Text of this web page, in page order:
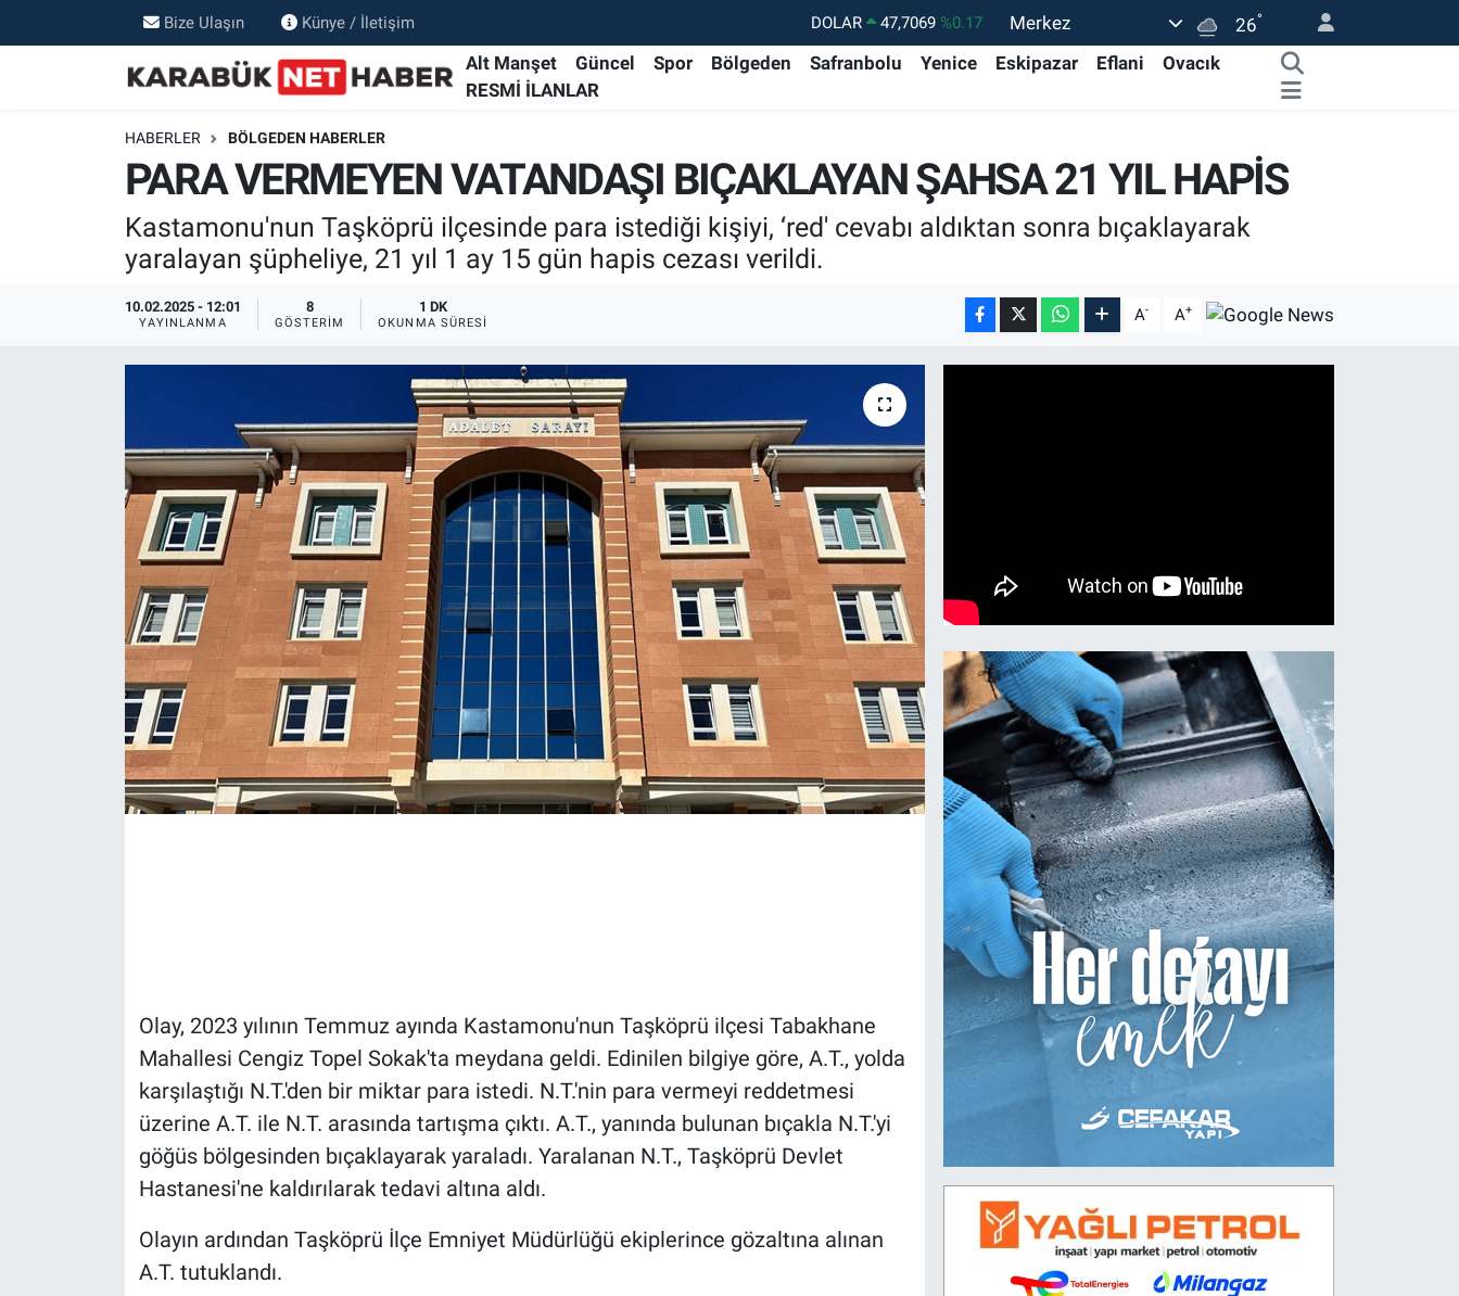
Bize Ulaşın Künye / İletişim DOLAR 47,7069 %0.17
EURO
55,0265 %0.01
BİST100
13.887 %64
BITCOIN
64.360,53 %-0.76
Merkez 26°
Alt Manşet Güncel Spor Bölgeden Safranbolu Yenice Eskipazar Eflani
Ovacık
RESMİ İLANLAR
HABERLER BÖLGEDEN HABERLER
PARA VERMEYEN VATANDAŞI BIÇAKLAYAN ŞAHSA 21 YIL HAPİS
Kastamonu'nun Taşköprü ilçesinde para istediği kişiyi, ‘red' cevabı aldıktan sonra bıçaklayarak
yaralayan şüpheliye, 21 yıl 1 ay 15 gün hapis cezası verildi.
10.02.2025 - 12:01
YAYINLANMA
8
GÖSTERIM
1 DK
OKUNMA SÜRESI A- A+
Olay, 2023 yılının Temmuz ayında Kastamonu'nun Taşköprü ilçesi Tabakhane
Mahallesi Cengiz Topel Sokak'ta meydana geldi. Edinilen bilgiye göre, A.T., yolda
karşılaştığı N.T.'den bir miktar para istedi. N.T.'nin para vermeyi reddetmesi
üzerine A.T. ile N.T. arasında tartışma çıktı. A.T., yanında bulunan bıçakla N.T.'yi
göğüs bölgesinden bıçaklayarak yaraladı. Yaralanan N.T., Taşköprü Devlet
Hastanesi'ne kaldırılarak tedavi altına aldı.
Olayın ardından Taşköprü İlçe Emniyet Müdürlüğü ekiplerince gözaltına alınan
A.T. tutuklandı.